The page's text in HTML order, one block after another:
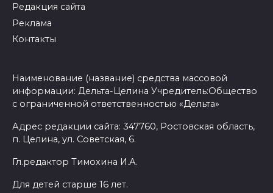
Редакция сайта
Реклама
Контакты
Наименование (название) средства массовой
информации: Дельта-Целина Учредитель:Общество
с ограниченной ответственностью «Дельта»
Адрес редакции сайта: 347760, Ростовская область,
п. Целина, ул. Советская, 6.
Гл.редактор Тимохина И.А.
Для детей старше 16 лет.